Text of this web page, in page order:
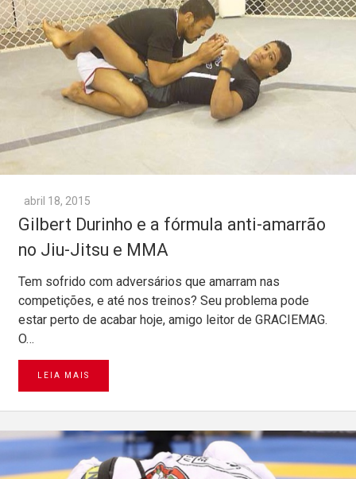
abril 18, 2015
Gilbert Durinho e a fórmula anti-amarrão
no Jiu-Jitsu e MMA
Tem sofrido com adversários que amarram nas
competições, e até nos treinos? Seu problema pode
estar perto de acabar hoje, amigo leitor de GRACIEMAG.
O…
LEIA MAIS